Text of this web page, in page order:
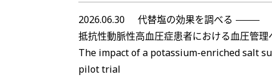
2026.06.30
代替塩の効果を調べる
抵抗性動脈性高血圧症患者における血圧管
The impact of a potassium-enriched salt
pilot trial